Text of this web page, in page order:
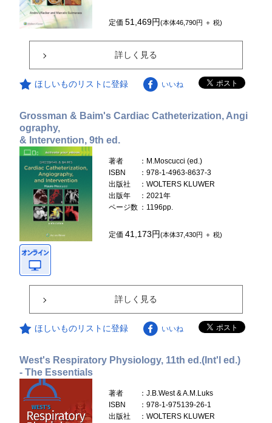
定価51,469円(本体46,790円 ＋ 税)
詳しく見る
ほしいものリストに登録 いいね
Grossman & Baim's Cardiac Catheterization, Angi
ography,
& Intervention, 9th ed.
著者
：M.Moscucci (ed.)
ISBN
：978-1-4963-8637-3
出版社
：WOLTERS KLUWER
出版年
：2021年
ページ数 ：1196pp.
定価41,173円(本体37,430円 ＋ 税)
詳しく見る
ほしいものリストに登録 いいね
West's Respiratory Physiology, 11th ed.(Int'l ed.)
- The Essentials
著者
：J.B.West & A.M.Luks
ISBN
：978-1-975139-26-1
出版社
：WOLTERS KLUWER